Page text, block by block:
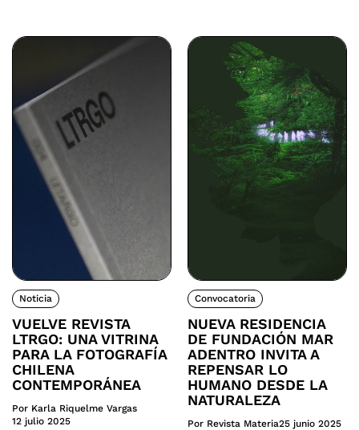
Noticia
VUELVE REVISTA
LTRGO: UNA VITRINA
PARA LA FOTOGRAFÍA
CHILENA
CONTEMPORÁNEA
Por Karla Riquelme Vargas
12 julio 2025
Convocatoria
NUEVA RESIDENCIA
DE FUNDACIÓN MAR
ADENTRO INVITA A
REPENSAR LO
HUMANO DESDE LA
NATURALEZA
Por Revista Materia25 junio 2025